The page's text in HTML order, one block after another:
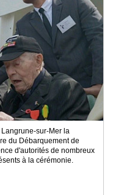
Langrune-sur-Mer la
du Débarquement de
d'autorités de nombreux
à la cérémonie.